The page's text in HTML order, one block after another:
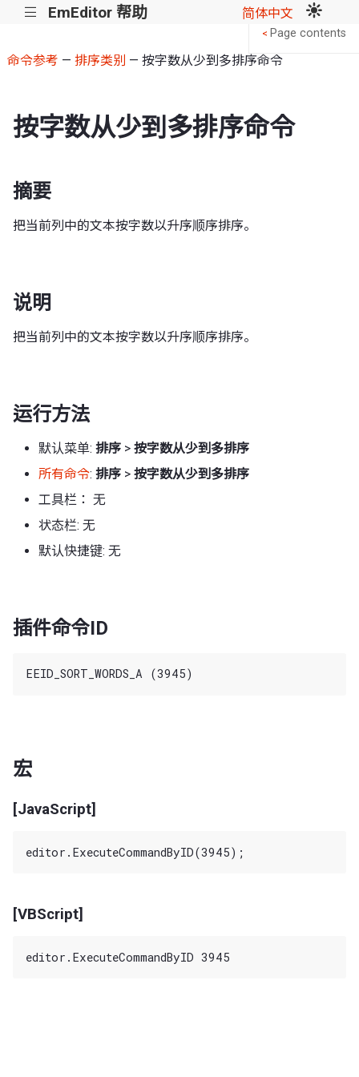
||| EmEditor 帮助 简体中文
命令参考 — 排序类别 — 按字数从少到多排序命令
按字数从少到多排序命令
摘要
把当前列中的文本按字数以升序顺序排序。
说明
把当前列中的文本按字数以升序顺序排序。
运行方法
默认菜单: 排序 > 按字数从少到多排序
所有命令: 排序 > 按字数从少到多排序
工具栏： 无
状态栏: 无
默认快捷键: 无
插件命令ID
宏
[JavaScript]
[VBScript]
< Page contents